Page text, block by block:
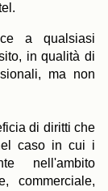
a qualsiasi
in qualità di
ma non
di diritti che
caso in cui i
nell'ambito
commerciale,